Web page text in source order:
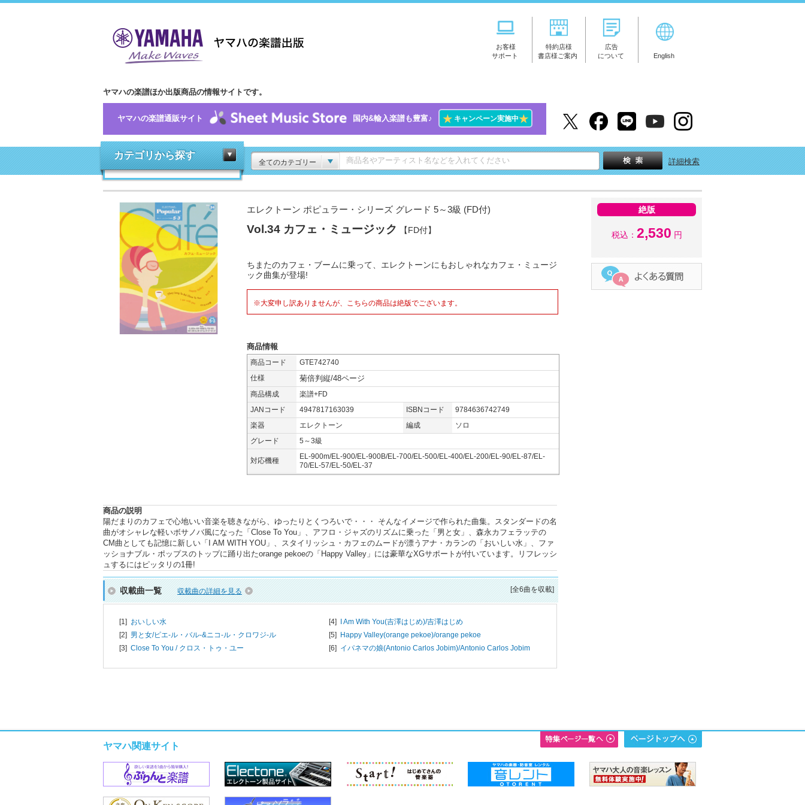
お客様
サポート
特約店様
書店様ご案内
広告
について
English
ヤマハの楽譜ほか出版商品の情報サイトです。
ヤマハの楽譜通販サイト 国内&輸入楽譜も豊富♪ ★キャンペーン実施中★
カテゴリから探す
全てのカテゴリー 詳細検索
エレクトーン ポピュラー・シリーズ グレード 5～3級 (FD付)
Vol.34 カフェ・ミュージック 【FD付】
ちまたのカフェ・ブームに乗って、エレクトーンにもおしゃれなカフェ・ミュージ
ック曲集が登場!
※大変申し訳ありませんが、こちらの商品は絶版でございます。
商品情報
商品コード
GTE742740
仕様
菊倍判縦/48ページ
商品構成
楽譜+FD
JANコード
4947817163039 ISBNコード
9784636742749
楽器
エレクトーン 編成
ソロ
グレード
5～3級
対応機種
EL-900m/EL-900/EL-900B/EL-700/EL-500/EL-400/EL-200/EL-90/EL-87/EL-
70/EL-57/EL-50/EL-37
商品の説明
陽だまりのカフェで心地いい音楽を聴きながら、ゆったりとくつろいで・・・ そんなイメージで作られた曲集。スタンダードの名
曲がオシャレな軽いボサノバ風になった「Close To You」、アフロ・ジャズのリズムに乗った「男と女」、森永カフェラッテの
CM曲としても記憶に新しい「I AM WITH YOU」、スタイリッシュ・カフェのムードが漂うアナ・カランの「おいしい水」、ファ
ッショナブル・ポップスのトップに踊り出たorange pekoeの「Happy Valley」には豪華なXGサポートが付いています。リフレッシ
ュするにはピッタリの1冊!
収載曲一覧 収載曲の詳細を見る [全6曲を収載]
[1] おいしい水
[2] 男と女/ピエ-ル・バル-&ニコ-ル・クロワジ-ル
[3] Close To You / クロス・トゥ・ユー
[4] I Am With You(吉澤はじめ)/吉澤はじめ
[5] Happy Valley(orange pekoe)/orange pekoe
[6] イパネマの娘(Antonio Carlos Jobim)/Antonio Carlos Jobim
絶版
税込： 2,530 円
ヤマハ関連サイト